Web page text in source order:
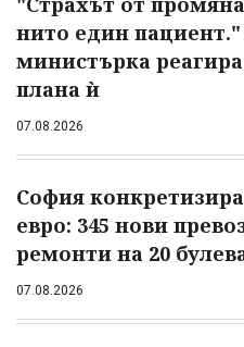
нито един
министърка
плана ѝ
07.08.2026
София
евро: 345 нови
ремонти на 20
07.08.2026